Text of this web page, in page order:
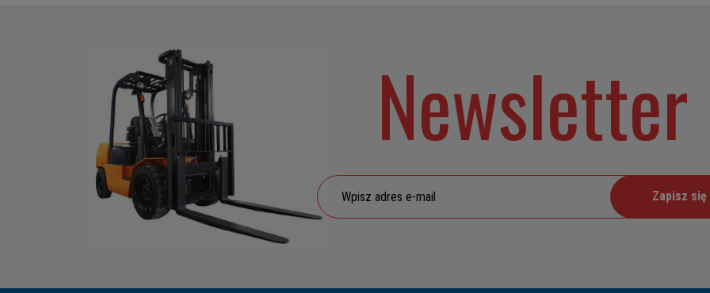
Newsletter
Zapisz się